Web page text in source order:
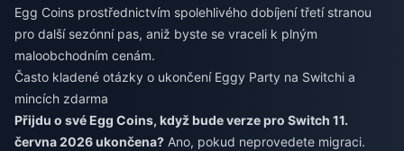
Egg Coins prostřednictvím spolehlivého dobíjení třetí stranou
pro další sezónní pas, aniž byste se vraceli k plným
maloobchodním cenám.
Často kladené otázky o ukončení Eggy Party na Switchi a
mincích zdarma
Přijdu o své Egg Coins, když bude verze pro Switch 11.
června 2026 ukončena? Ano, pokud neprovedete migraci.